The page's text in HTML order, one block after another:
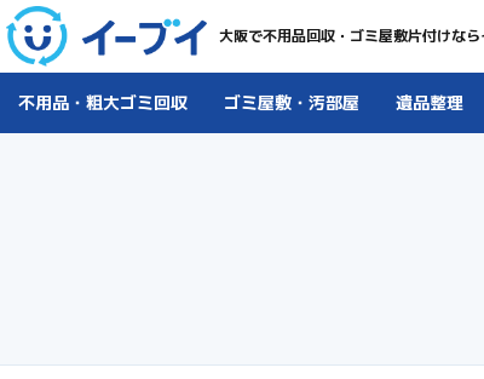
大阪で不用品回収・ゴミ屋敷片付けなら
不用品・粗大ゴミ回収 ゴミ屋敷・汚部屋 遺品整理